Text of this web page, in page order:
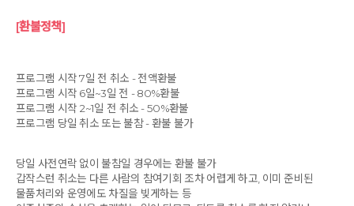
[환불정책]
프로그램 시작 7일 전 취소 - 전액환불
프로그램 시작 6일~3일 전 - 80%환불
프로그램 시작 2~1일 전 취소 - 50%환불
프로그램 당일 취소 또는 불참 - 환불 불가
당일 사전연락 없이 불참일 경우에는 환불 불가
갑작스런 취소는 다른 사람의 참여기회 조차 어렵게 하고, 이미 준비된
물품처리와 운영에도 차질을 빚게하는 등